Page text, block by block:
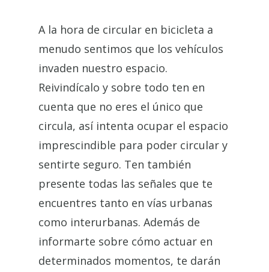
A la hora de circular en bicicleta a
menudo sentimos que los vehículos
invaden nuestro espacio.
Reivindícalo y sobre todo ten en
cuenta que no eres el único que
circula, así intenta ocupar el espacio
imprescindible para poder circular y
sentirte seguro. Ten también
presente todas las señales que te
encuentres tanto en vías urbanas
como interurbanas. Además de
informarte sobre cómo actuar en
determinados momentos, te darán